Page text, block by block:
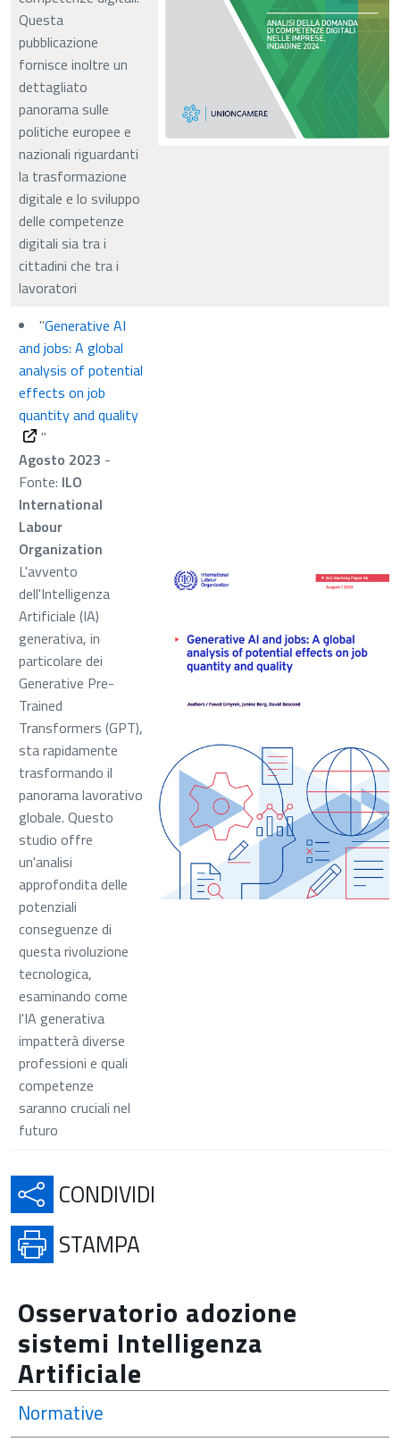
Questa
pubblicazione
fornisce inoltre un
dettagliato
panorama sulle
politiche europee e
nazionali riguardanti
la trasformazione
digitale e lo sviluppo
delle competenze
digitali sia tra i
cittadini che tra i
lavoratori
"Generative AI
and jobs: A global
analysis of potential
effects on job
quantity and quality
"
Agosto 2023 -
Fonte: ILO
International
Labour
Organization
L'avvento
dell'Intelligenza
Artificiale (IA)
generativa, in
particolare dei
Generative Pre-
Trained
Transformers (GPT),
sta rapidamente
trasformando il
panorama lavorativo
globale. Questo
studio offre
un'analisi
approfondita delle
potenziali
conseguenze di
questa rivoluzione
tecnologica,
esaminando come
l'IA generativa
impatterà diverse
professioni e quali
competenze
saranno cruciali nel
futuro
CONDIVIDI
STAMPA
Osservatorio adozione
sistemi Intelligenza
Artificiale
Normative